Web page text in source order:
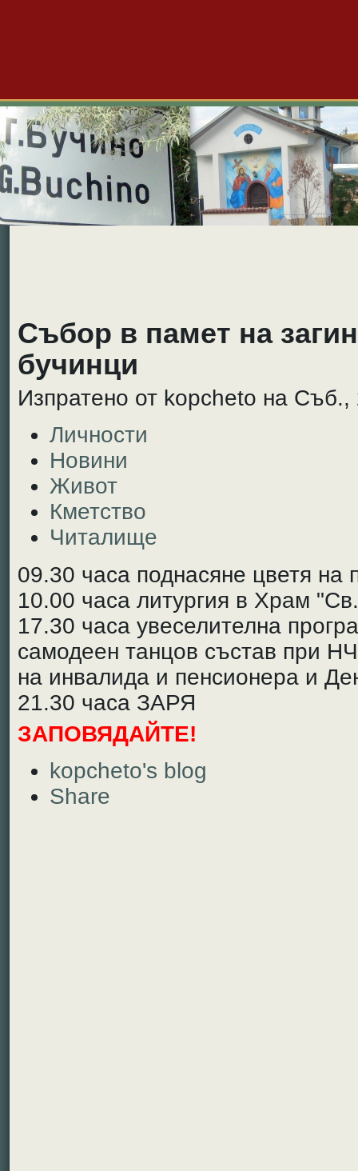
Събор в памет на
бучинци
Изпратено от kopcheto на
Личности
Новини
Живот
Кметство
Читалище
09.30 часа поднасяне цветя на
10.00 часа литургия в Храм
17.30 часа увеселителна
самодеен танцов състав при
на инвалида и пенсионера и
21.30 часа ЗАРЯ
ЗАПОВЯДАЙТЕ!
kopcheto's blog
Share